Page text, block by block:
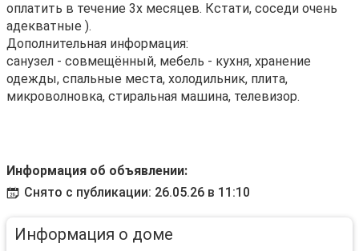
оплатить в течение 3х месяцев. Кстати, соседи очень
адекватные ).
Дополнительная информация:
санузел - совмещённый, мебель - кухня, хранение
одежды, спальные места, холодильник, плита,
микроволновка, стиральная машина, телевизор.
Информация об объявлении:
Снято с публикации: 26.05.26 в 11:10
Информация о доме